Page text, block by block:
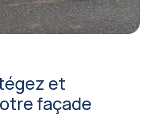
et
façade